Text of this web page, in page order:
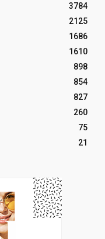
3784
2125
1686
1610
898
854
827
260
75
21